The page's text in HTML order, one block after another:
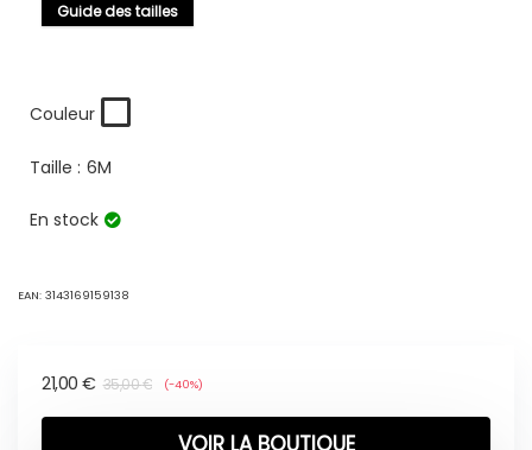
Guide des tailles
Couleur
Taille : 6M
En stock
EAN: 3143169159138
35,00€
21,00 € (-40%)
VOIR LA BOUTIQUE